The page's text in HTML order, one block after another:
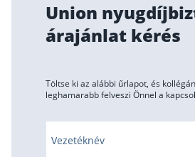
Union
árajánlat kérés
Töltse ki az alábbi űrlapot, és
leghamarabb felveszi Önnel a
Vezetéknév